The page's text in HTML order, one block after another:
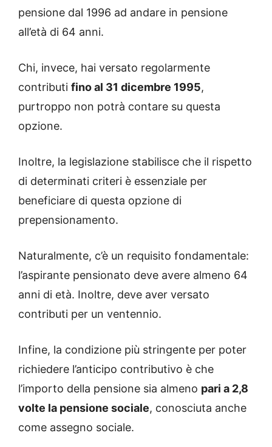
pensione dal 1996 ad andare in pensione
all’età di 64 anni.
Chi, invece, hai versato regolarmente
contributi fino al 31 dicembre 1995,
purtroppo non potrà contare su questa
opzione.
Inoltre, la legislazione stabilisce che il rispetto
di determinati criteri è essenziale per
beneficiare di questa opzione di
prepensionamento.
Naturalmente, c’è un requisito fondamentale:
l’aspirante pensionato deve avere almeno 64
anni di età. Inoltre, deve aver versato
contributi per un ventennio.
Infine, la condizione più stringente per poter
richiedere l’anticipo contributivo è che
l’importo della pensione sia almeno pari a 2,8
volte la pensione sociale, conosciuta anche
come assegno sociale.